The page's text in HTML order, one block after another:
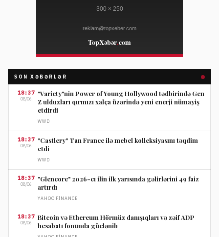
SON XƏBƏRLƏR
18:37
08/06
"Variety"nin Power of Young Hollywood tədbirində Gen
Z ulduzları qırmızı xalça üzərində yeni enerji nümayiş
etdirdi
WWD
18:37
08/06
"Castlery" Tan France ilə mebel kolleksiyasını təqdim
etdi
WWD
18:37
08/06
"Glencore" 2026-cı ilin ilk yarısında gəlirlərini 49 faiz
artırdı
YAHOO FINANCE
18:37
08/06
Bitcoin və Ethereum Hörmüz danışıqları və zəif ADP
hesabatı fonunda güclənib